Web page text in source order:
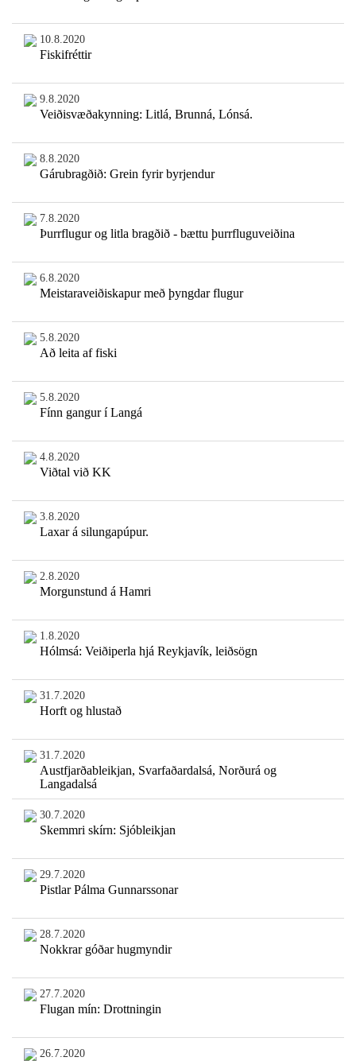
10.8.2020
Fiskifréttir
9.8.2020
Veiðisvæðakynning: Litlá, Brunná, Lónsá.
8.8.2020
Gárubragðið: Grein fyrir byrjendur
7.8.2020
Þurrflugur og litla bragðið - bættu þurrfluguveiðina
6.8.2020
Meistaraveiðiskapur með þyngdar flugur
5.8.2020
Að leita af fiski
5.8.2020
Fínn gangur í Langá
4.8.2020
Viðtal við KK
3.8.2020
Laxar á silungapúpur.
2.8.2020
Morgunstund á Hamri
1.8.2020
Hólmsá: Veiðiperla hjá Reykjavík, leiðsögn
31.7.2020
Horft og hlustað
31.7.2020
Austfjarðableikjan, Svarfaðardalsá, Norðurá og
Langadalsá
30.7.2020
Skemmri skírn: Sjóbleikjan
29.7.2020
Pistlar Pálma Gunnarssonar
28.7.2020
Nokkrar góðar hugmyndir
27.7.2020
Flugan mín: Drottningin
26.7.2020